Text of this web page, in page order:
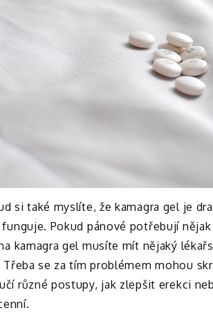
si také myslíte, že kamagra gel je
funguje. Pokud pánové potřebují
kamagra gel musíte mít nějaký
Třeba se za tím problémem mohou
různé postupy, jak zlepšit erekci